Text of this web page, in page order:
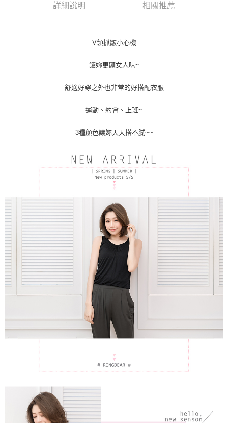
１．透過由恩沛科技股份有限公司提供之「AFTEE先享後付」服務完成之交
時審查核予不同之上限額度；若仍有額度不足之情形，本公司將視審查結果
５．嚴禁一人註冊多個帳號或使用他人資訊註冊。若發現惡意使用之情形，
恩沛科技股份有限公司將有權停止該用戶之使用額度並採取法律行動。
每筆NT$100，滿NT$1,000(含以上)免運費
詳細說明 相關推薦
V領抓皺小心機
讓妳更顯女人味~
舒適好穿之外也非常的好搭配衣服
運動、約會、上班~
3種顏色讓妳天天搭不膩~~